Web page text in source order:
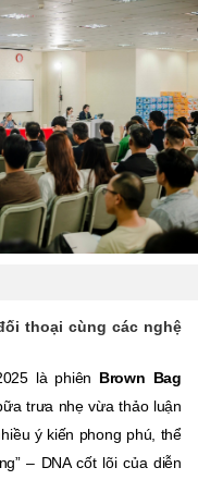
thoại cùng các nghệ
là phiên Brown Bag
trưa nhẹ vừa thảo luận
ý kiến phong phú, thể
– DNA cốt lõi của diễn